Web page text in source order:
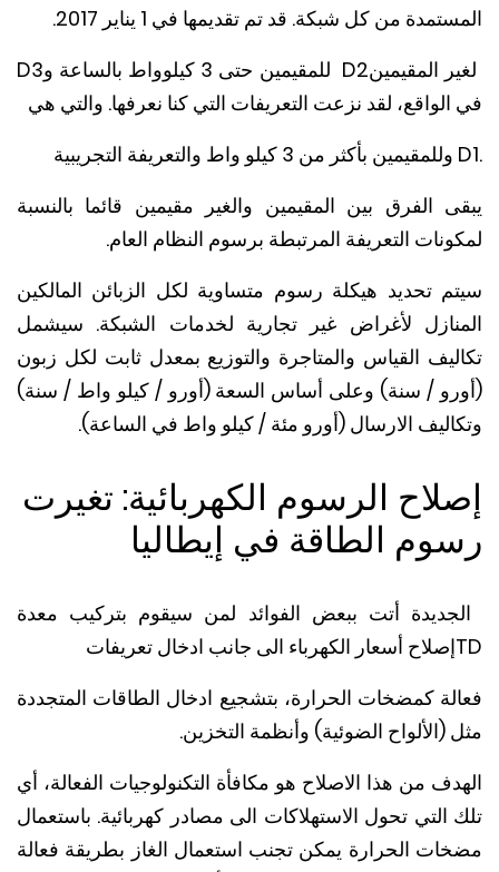
من كل شبكة. قد تم تقديمها في 1 يناير 2017.
المقيمين
D3 للمقيمين حتى 3 كيلوواط بالساعة وD2
لقد نزعت التعريفات التي كنا نعرفها. والتي هي
وللمقيمين بأكثر من 3 كيلو واط والتعريفة التجريبية
الفرق بين المقيمين والغير مقيمين قائما بالنسبة
التعريفة المرتبطة برسوم النظام العام.
تحديد هيكلة رسوم متساوية لكل الزبائن المالكين
لأغراض غير تجارية لخدمات الشبكة. سيشمل
القياس والمتاجرة والتوزيع بمعدل ثابت لكل زبون
/ سنة) وعلى أساس السعة (أورو / كيلو واط / سنة)
الارسال (أورو مئة / كيلو واط في الساعة).
الرسوم الكهربائية: تغيرت
الطاقة في إيطاليا
أتت ببعض الفوائد لمن سيقوم بتركيب معدة
إصلاح أسعار الكهرباء الى جانب ادخال تعريفات
كمضخات الحرارة، بتشجيع ادخال الطاقات المتجددة
(الألواح الضوئية) وأنظمة التخزين.
من هذا الاصلاح هو مكافأة التكنولوجيات الفعالة، أي
التي تحول الاستهلاكات الى مصادر كهربائية. باستعمال
الحرارة يمكن تجنب استعمال الغاز بطريقة فعالة